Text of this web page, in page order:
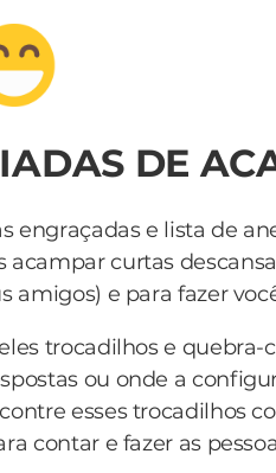
DE
engraçadas e lista de
curtas
amigos) e para fazer
trocadilhos e quebra-
ou onde a
esses trocadilhos
contar e fazer as